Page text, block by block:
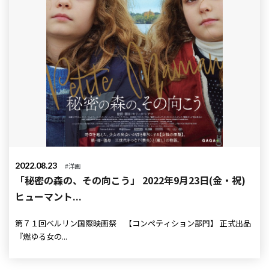
2022.08.23 #洋画
「秘密の森の、その向こう」 2022年9月23日(金・祝)
ヒューマント...
第７１回ベルリン国際映画祭 【コンペティション部門】 正式出品
『燃ゆる女の...